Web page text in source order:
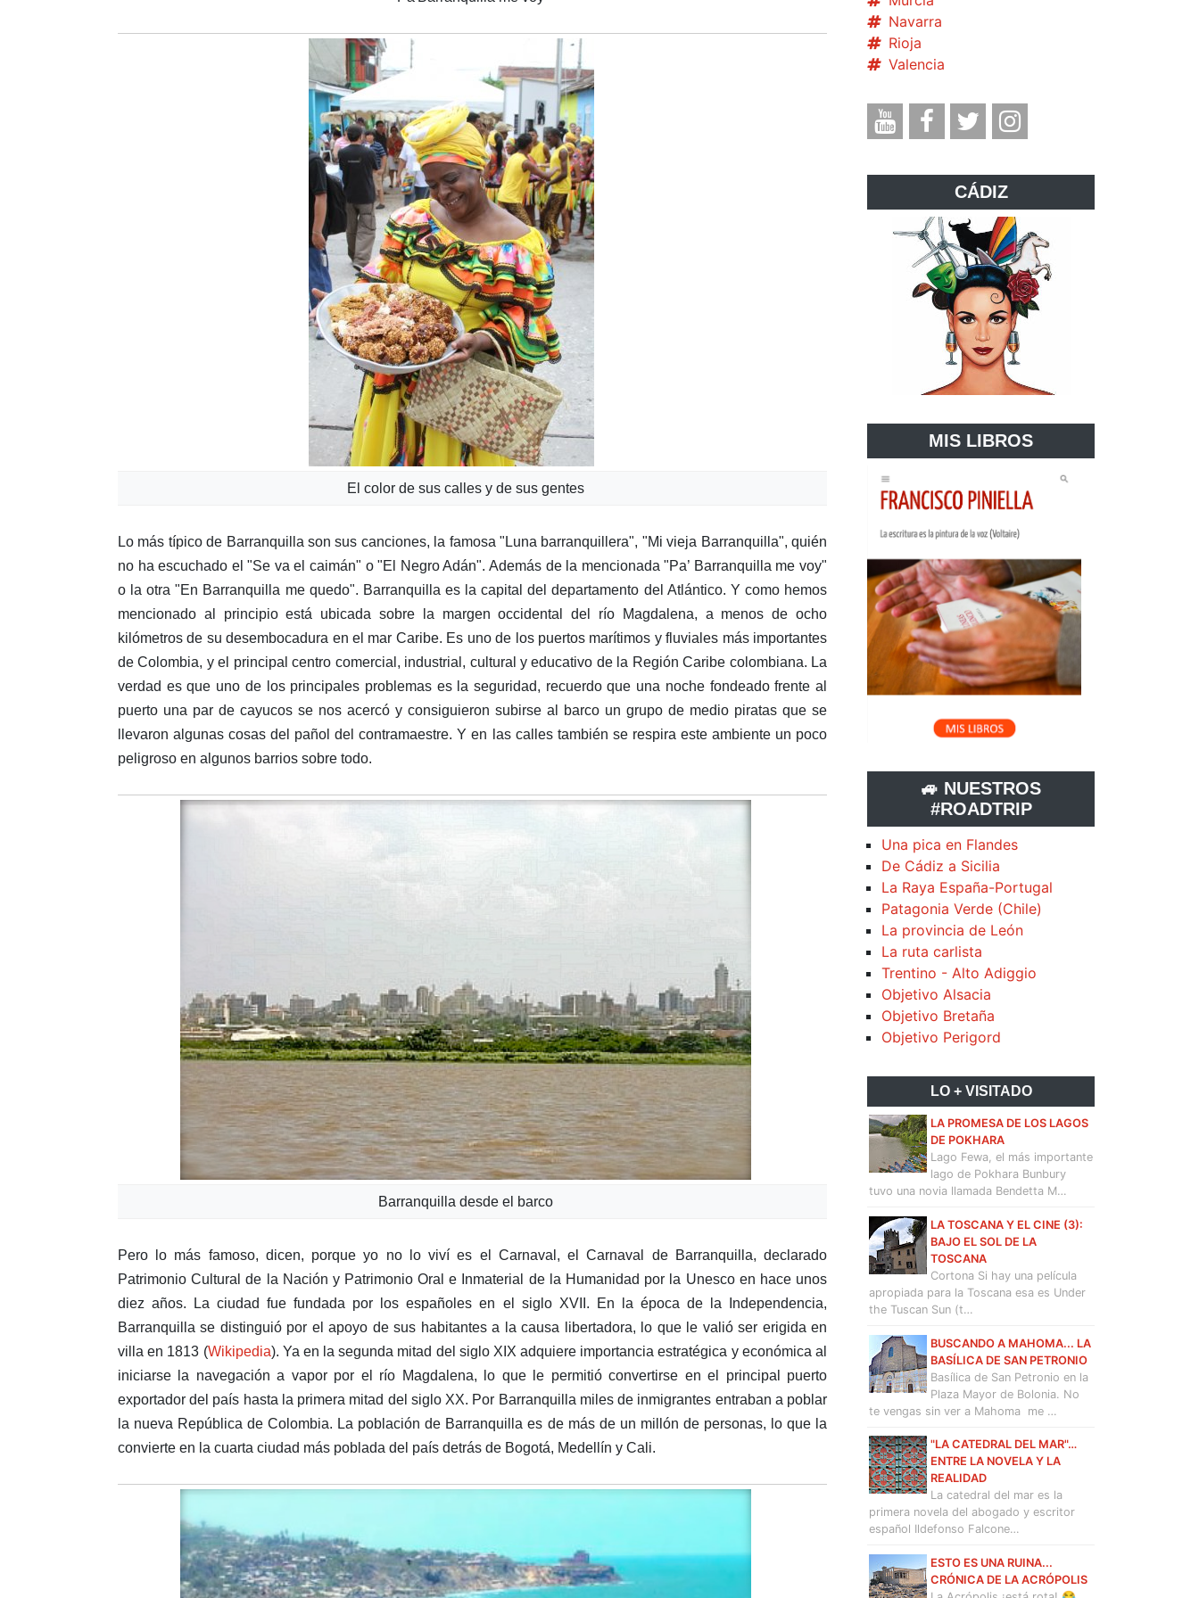
El color de sus calles y de sus gentes
Lo más típico de Barranquilla son sus canciones, la famosa "Luna barranquillera", "Mi vieja Barranquilla", quién
no ha escuchado el "Se va el caimán" o "El Negro Adán". Además de la mencionada "Pa’ Barranquilla me voy"
o la otra "En Barranquilla me quedo". Barranquilla es la capital del departamento del Atlántico. Y como hemos
mencionado al principio está ubicada sobre la margen occidental del río Magdalena, a menos de ocho
kilómetros de su desembocadura en el mar Caribe. Es uno de los puertos marítimos y fluviales más importantes
de Colombia, y el principal centro comercial, industrial, cultural y educativo de la Región Caribe colombiana. La
verdad es que uno de los principales problemas es la seguridad, recuerdo que una noche fondeado frente al
puerto una par de cayucos se nos acercó y consiguieron subirse al barco un grupo de medio piratas que se
llevaron algunas cosas del pañol del contramaestre. Y en las calles también se respira este ambiente un poco
peligroso en algunos barrios sobre todo.
Barranquilla desde el barco
Pero lo más famoso, dicen, porque yo no lo viví es el Carnaval, el Carnaval de Barranquilla, declarado
Patrimonio Cultural de la Nación y Patrimonio Oral e Inmaterial de la Humanidad por la Unesco en hace unos
diez años. La ciudad fue fundada por los españoles en el siglo XVII. En la época de la Independencia,
Barranquilla se distinguió por el apoyo de sus habitantes a la causa libertadora, lo que le valió ser erigida en
villa en 1813 (Wikipedia). Ya en la segunda mitad del siglo XIX adquiere importancia estratégica y económica al
iniciarse la navegación a vapor por el río Magdalena, lo que le permitió convertirse en el principal puerto
exportador del país hasta la primera mitad del siglo XX. Por Barranquilla miles de inmigrantes entraban a poblar
la nueva República de Colombia. La población de Barranquilla es de más de un millón de personas, lo que la
convierte en la cuarta ciudad más poblada del país detrás de Bogotá, Medellín y Cali.
Navarra
Rioja
Valencia
CÁDIZ
MIS LIBROS
🚙 NUESTROS
#ROADTRIP
Una pica en Flandes
De Cádiz a Sicilia
La Raya España-Portugal
Patagonia Verde (Chile)
La provincia de León
La ruta carlista
Trentino - Alto Adiggio
Objetivo Alsacia
Objetivo Bretaña
Objetivo Perigord
LO + VISITADO
LA PROMESA DE LOS LAGOS
DE POKHARA
Lago Fewa, el más importante
lago de Pokhara Bunbury
tuvo una novia llamada Bendetta M…
LA TOSCANA Y EL CINE (3):
BAJO EL SOL DE LA
TOSCANA
Cortona Si hay una película
apropiada para la Toscana esa es Under
the Tuscan Sun (t…
BUSCANDO A MAHOMA... LA
BASÍLICA DE SAN PETRONIO
Basílica de San Petronio en la
Plaza Mayor de Bolonia. No
te vengas sin ver a Mahoma me …
"LA CATEDRAL DEL MAR"…
ENTRE LA NOVELA Y LA
REALIDAD
La catedral del mar es la
primera novela del abogado y escritor
español Ildefonso Falcone…
ESTO ES UNA RUINA...
CRÓNICA DE LA ACRÓPOLIS